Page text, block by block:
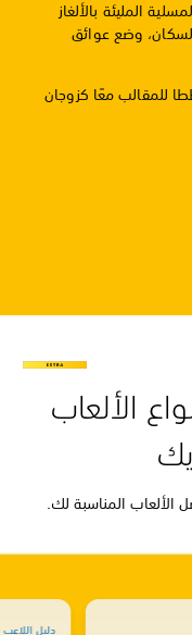
المليئة بالألغاز
وضع عوائق
للمقالب معًا كزوجان
الألعاب
الألعاب المناسبة لك.
دليل اللاعب